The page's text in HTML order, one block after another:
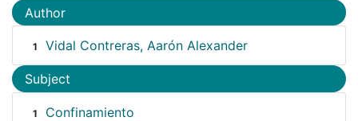
Author
1 Vidal Contreras, Aarón Alexander
Subject
1 Confinamiento